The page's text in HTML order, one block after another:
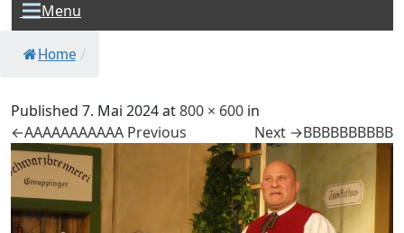
Menu
Home /
Published 7. Mai 2024at800 × 600 in
←AAAAAAAAAAA Previous Next →BBBBBBBBBB